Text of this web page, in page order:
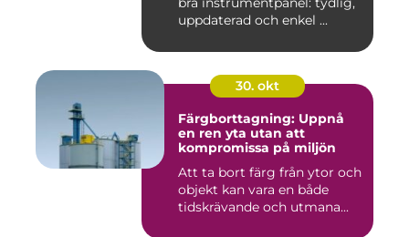
uppdaterad och enkel ...
30. okt
Färgborttagning: Uppnå
en ren yta utan att
kompromissa på miljön
Att ta bort färg från ytor och
objekt kan vara en både
tidskrävande och utmana...